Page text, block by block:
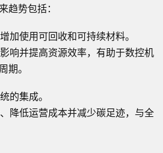
趋势包括：
加使用可回收和可持续材料。
响并提高资源效率，有助于数控机
期。
的集成。
降低运营成本并减少碳足迹，与全